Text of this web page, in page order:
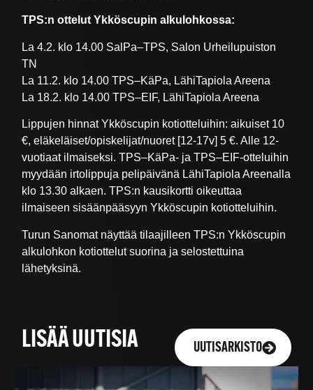
TPS:n ottelut Ykköscupin alkulohkossa:
La 4.2. klo 14.00 SalPa–TPS, Salon Urheilupuiston
TN
La 11.2. klo 14.00 TPS–KäPa, LähiTapiola Areena
La 18.2. klo 14.00 TPS–EIF, LähiTapiola Areena
Lippujen hinnat Ykköscupin kotiotteluihin: aikuiset 10
€, eläkeläiset/opiskelijat/nuoret [12-17v] 5 €. Alle 12-
vuotiaat ilmaiseksi. TPS–KäPa- ja TPS–EIF-otteluihin
myydään irtolippuja pelipäivänä LähiTapiola Areenalla
klo 13.30 alkaen. TPS:n kausikortti oikeuttaa
ilmaiseen sisäänpääsyyn Ykköscupin kotiotteluihin.
Turun Sanomat näyttää tilaajilleen TPS:n Ykköscupin
alkulohkon kotiottelut suorina ja selostettuina
lähetyksinä.
LISÄÄ UUTISIA UUTISARKISTO